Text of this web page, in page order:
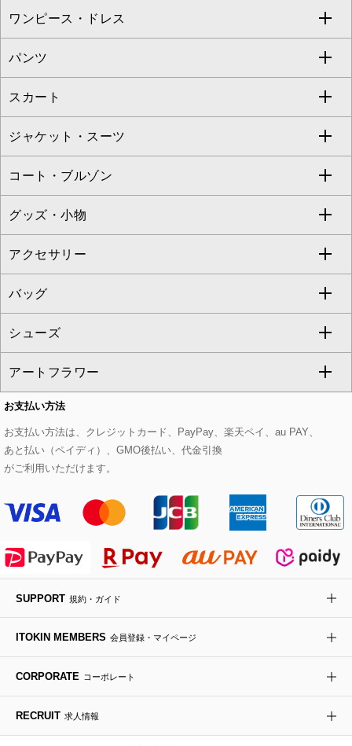
eur3
Maison de CINQ
MK MICHEL KLEIN BAG
HIROKO KOSHINO
すべてのトップス
カットソー・Tシャツ
ブラウス・シャツ
ニット・セーター
カーディガン
アンサンブルセット
ベスト・ジレ
パーカー
タンクトップ・キャミソール
スウェット・ジャージー
その他のトップス
ワンピース・ドレス
すべてのワンピース・ドレス
ワンピース
ドレス
チュニック
ジャンパースカート
その他のワンピース・ドレス
パンツ
すべてのパンツ
フルレングスパンツ
クロップド・半端丈パンツ
ガウチョ・ワイドパンツ
ハーフ・ショート丈パンツ
サロペット・オールインワン
その他のパンツ
スカート
すべてのスカート
ロング・マキシ丈スカート
ひざ丈スカート
ミモレ丈スカート
ショート・ミニ丈スカート
その他のスカート
ジャケット・スーツ
すべてのジャケット・スーツ
テーラードジャケット
ノーカラージャケット
セットアップ
セットアップジャケット
セットアップパンツ
セットアップスカート
セットアップワンピース
コート・ブルゾン
すべてのコート・ブルゾン
トレンチコート
ピーコート
ダッフルコート
チェスターコート
モッズコート
ステンカラーコート
ライダースジャケット
デニムジャケット
ダウンジャケット・コート
グッズ・小物
すべてのグッズ・小物
マスク
ストール・マフラー・スヌード
ベルト・サスペンダー
帽子
ヘアアクセサリー
ハンカチ・バンダナ
手袋
チャーム・ストラップ
アクセサリー
すべてのアクセサリー
ネックレス
ピアス・イヤリング
ブレスレット・バングル
ブローチ・コサージュ
バッグ
すべてのバッグ
トートバッグ
ショルダーバッグ
ボストンバッグ
バックパック・リュック
ボディバッグ・メッセンジャーバッグ
トラベルバッグ
シューズ
すべてのシューズ
パンプス
スニーカー
フラットシューズ
ローファー
ドレスシューズ
アートフラワー
すべてのアートフラワー
ローズ
カサブランカ・カラー
ラナンキュラス
ポプリアレンジ＆フレグランス
お支払い方法
お支払い方法は、クレジットカード、PayPay、楽天ペイ、au PAY、
あと払い（ペイディ）、GMO後払い、代金引換
がご利用いただけます。
SUPPORT 規約・ガイド
ITOKIN MEMBERS 会員登録・マイページ
CORPORATE コーポレート
RECRUIT 求人情報